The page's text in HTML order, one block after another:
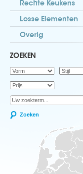
Rechte Keukens
Losse Elementen
Overig
ZOEKEN
Zoeken